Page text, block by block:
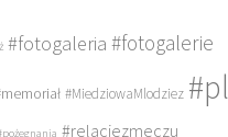
#fotogaleria #fotogalerie
#MiedziowaMlodziez
#relacjezmeczu